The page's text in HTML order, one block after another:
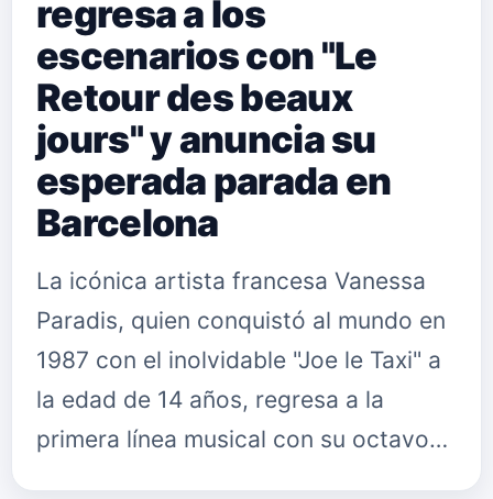
regresa a los
escenarios con "Le
Retour des beaux
jours" y anuncia su
esperada parada en
Barcelona
La icónica artista francesa Vanessa
Paradis, quien conquistó al mundo en
1987 con el inolvidable "Joe le Taxi" a
la edad de 14 años, regresa a la
primera línea musical con su octavo